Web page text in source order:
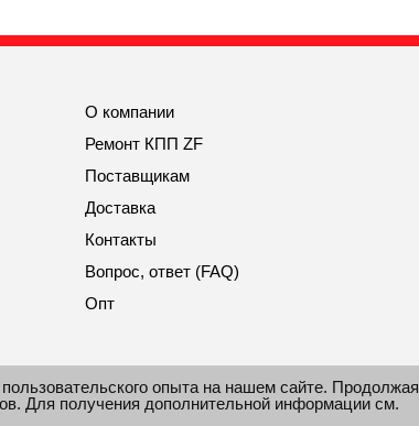
О компании
Ремонт КПП ZF
Поставщикам
Доставка
Контакты
Вопрос, ответ (FAQ)
Опт
об авторских правах.
опыта на нашем сайте. Продолжая
Для получения дополнительной информации см.